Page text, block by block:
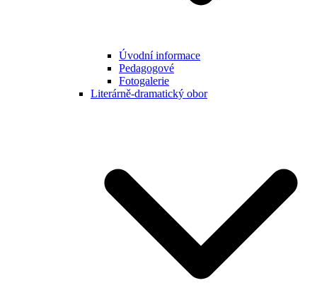
Úvodní informace
Pedagogové
Fotogalerie
Literárně-dramatický obor